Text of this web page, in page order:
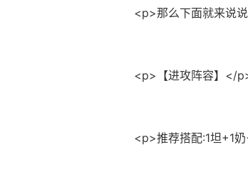
<p>那么下面就来说
<p>【进攻阵容】</
<p>推荐搭配:1坦+1